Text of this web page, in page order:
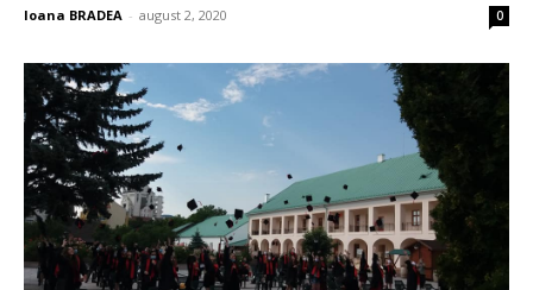
Ioana BRADEA - august 2, 2020 0